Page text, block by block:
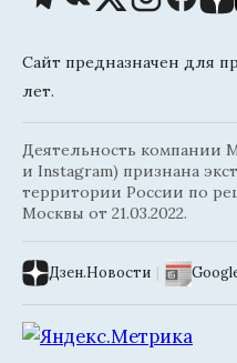
Сайт предназначен для
лет.
Деятельность компании
и Instagram) признана
территории России по
Москвы от 21.03.2022.
Дзен.Новости |